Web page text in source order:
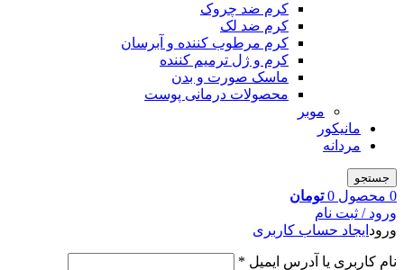
کرم ضد چروک
کرم ضد لک
کرم مرطوب کننده و آبرسان
کرم و ژل ترمیم کننده
ماسک صورت و بدن
محصولات درمانی پوست
موبر
مانیکور
مردانه
جستجو
0 محصول 0 تومان
ورود / ثبت نام
ورود ایجاد حساب کاربری
نام کاربری یا آدرس ایمیل *